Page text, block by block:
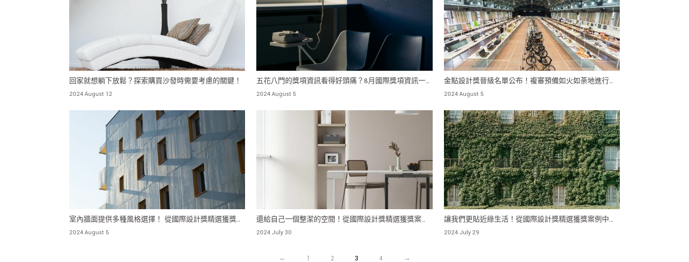
回家就想躺下放鬆？探索購買沙發時需要考慮的關鍵！
2024 August 12
五花八門的獎項資訊看得好頭痛？8月國際獎項資訊一
次看！
2024 August 5
金點設計獎晉級名單公布！複審預備如火如荼地進行
中！
2024 August 5
室內牆面提供多種風格選擇！ 從國際設計獎精選獲獎案
例中，探索各式室內牆面設計
2024 August 5
還給自己一個整潔的空間！從國際設計獎精選獲獎案例
中，掌握室內收納櫃款式！
2024 July 30
讓我們更貼近綠生活！從國際設計獎精選獲獎案例中，
探索「綠建築」 設計的含義！
2024 July 29
← 1 2 3 4 →